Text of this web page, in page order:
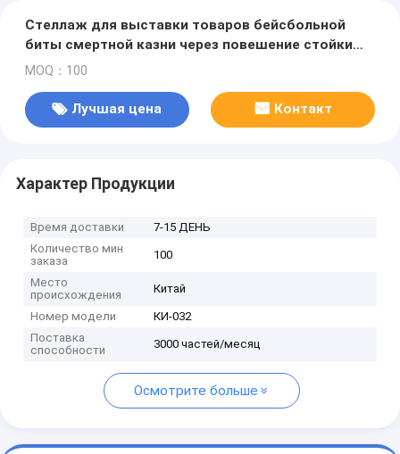
Стеллаж для выставки товаров бейсбольной
биты смертной казни через повешение стойки
пола спортивного инвентаря
MOQ：100
Лучшая цена Контакт
Характер Продукции
Время доставки
7-15 ДЕНЬ
Количество мин
заказа
100
Место
происхождения
Китай
Номер модели
КИ-032
Поставка
способности
3000 частей/месяц
Осмотрите больше